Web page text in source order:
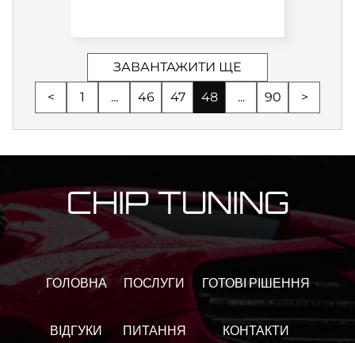
ЗАВАНТАЖИТИ ЩЕ
<
1 ... 46 47 48 ... 90 >
CHIP TUNING
ГОЛОВНА ПОСЛУГИ ГОТОВІ РІШЕННЯ
ВІДГУКИ ПИТАННЯ КОНТАКТИ